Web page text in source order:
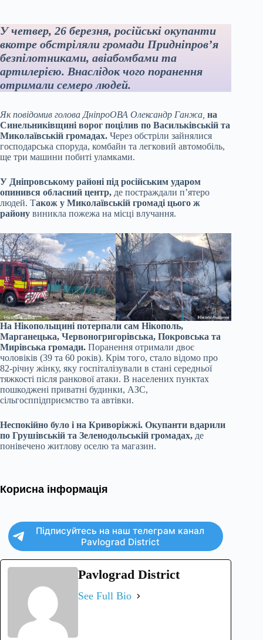
У четвер, 26 березня, російські окупанти
вкотре обстріляли громади Придніпров’я
безпілотниками, авіабомбами та
артилерією. Внаслідок чого поранення
отримали семеро людей.
Як повідомив голова ДніпроОВА Олександр Ганжа, на
Синельниківщині ворог поцілив по Васильківській та
Миколаївській громадах. Через обстріли зайнялися
господарська споруда, комбайн та легковий автомобіль,
ще три машини побиті уламками.
У Дніпровському районі під російським ударом
опинився обласний центр, де постраждали п’ятеро
людей. Також у Миколаївській громаді цього ж
району виникла пожежа на місці влучання.
На Нікопольщині потерпали сам Нікополь,
Марганецька, Червоногригорівська, Покровська та
Мирівська громади. Поранення отримали двоє
чоловіків (39 та 60 років). Крім того, стало відомо про
82-річну жінку, яку госпіталізували в стані середньої
тяжкості після ранкової атаки. В населених пунктах
пошкоджені приватні будинки, АЗС,
сільгосппідприємство та автівки.
Неспокійно було і на Криворіжжі. Окупанти вдарили
по Грушівській та Зеленодольській громадах, де
понівечено житлову оселю та магазин.
Корисна інформація
Підписуйтесь на наш телеграм канал
Pavlograd District
Pavlograd District
See Full Bio